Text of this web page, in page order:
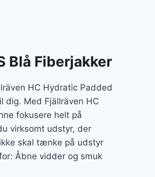
Blå Fiberjakker
HC Hydratic Padded
dig. Med Fjällräven HC
fokusere helt på
virksomt udstyr, der
skal tænke på udstyr
Åbne vidder og smuk